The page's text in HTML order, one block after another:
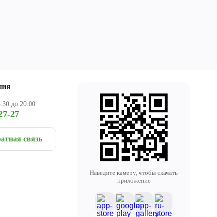
до 20:00
27
связь
Наведите камеру, чтобы скачать
приложение